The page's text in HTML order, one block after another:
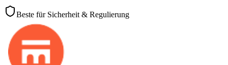
Beste für Sicherheit & Regulierung